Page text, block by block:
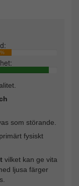
som störande.
primärt fysiskt
vilket kan ge vita
ljusa färger